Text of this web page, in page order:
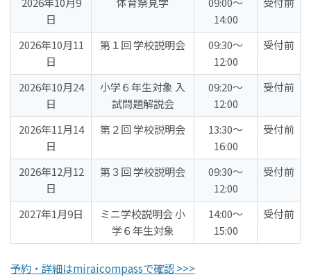
日
14:00
2026年10月11
日
第１回 学校説明会
09:30〜
12:00
受付前
2026年10月24
日
小学６年生対象 入
試問題解説会
09:20〜
12:00
受付前
2026年11月14
日
第２回 学校説明会
13:30〜
16:00
受付前
2026年12月12
日
第３回 学校説明会
09:30〜
12:00
受付前
2027年1月9日
ミニ学校説明会 小
学６年生対象
14:00〜
15:00
受付前
予約・詳細はmiraicompassで確認 >>>